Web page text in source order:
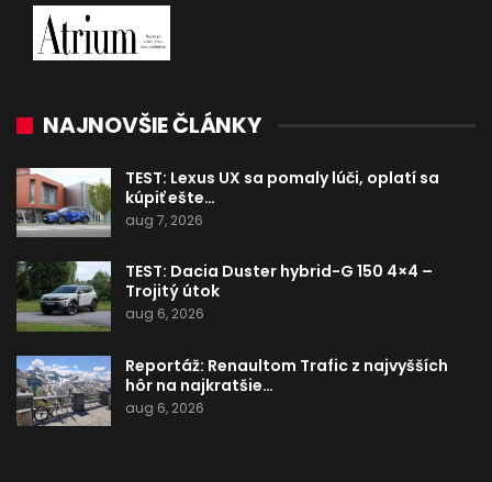
NAJNOVŠIE ČLÁNKY
TEST: Lexus UX sa pomaly lúči, oplatí sa
kúpiť ešte…
aug 7, 2026
TEST: Dacia Duster hybrid-G 150 4×4 –
Trojitý útok
aug 6, 2026
Reportáž: Renaultom Trafic z najvyšších
hôr na najkratšie…
aug 6, 2026